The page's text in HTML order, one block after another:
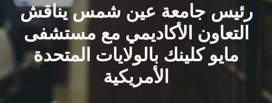
الشئون الأكاديمية
البحث العلمي
الرعاية الصحية
رئيس جامعة عين شمس يناقش
التعاون الأكاديمي مع مستشفى
مايو كلينك بالولايات المتحدة
الأمريكية